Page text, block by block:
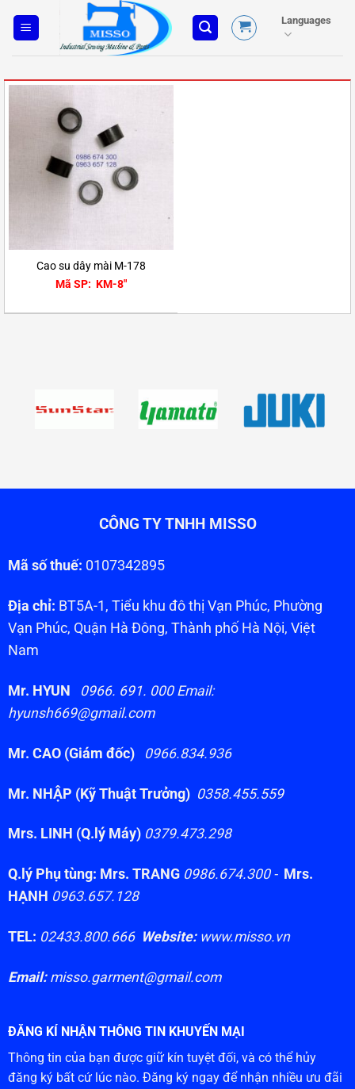
Languages
Cao su dây mài M-178
Mã SP: KM-8"
CÔNG TY TNHH MISSO
Mã số thuế: 0107342895
Địa chỉ: BT5A-1, Tiểu khu đô thị Vạn Phúc, Phường
Vạn Phúc, Quận Hà Đông, Thành phố Hà Nội, Việt
Nam
Mr. HYUN
0966. 691. 000 Email:
hyunsh669@gmail.com
Mr. CAO (Giám đốc) 0966.834.936
Mr. NHẬP (Kỹ Thuật Trưởng) 0358.455.559
Mrs. LINH (Q.lý Máy) 0379.473.298
Q.lý Phụ tùng: Mrs. TRANG 0986.674.300 - Mrs.
HẠNH 0963.657.128
TEL: 02433.800.666 Website:www.misso.vn
Email:misso.garment@gmail.com
ĐĂNG KÍ NHẬN THÔNG TIN KHUYẾN MẠI
Thông tin của bạn được giữ kín tuyệt đối, và có thể hủy
đăng ký bất cứ lúc nào. Đăng ký ngay để nhận nhiều ưu đãi